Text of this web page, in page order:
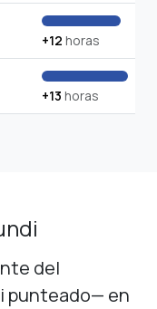
+12 horas
+13 horas
del
punteado— en